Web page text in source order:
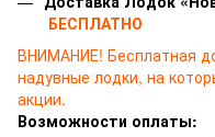
БЕСПЛАТНО
ВНИМАНИЕ! Бесплатная
надувные лодки, на
акции.
Возможности оплаты: